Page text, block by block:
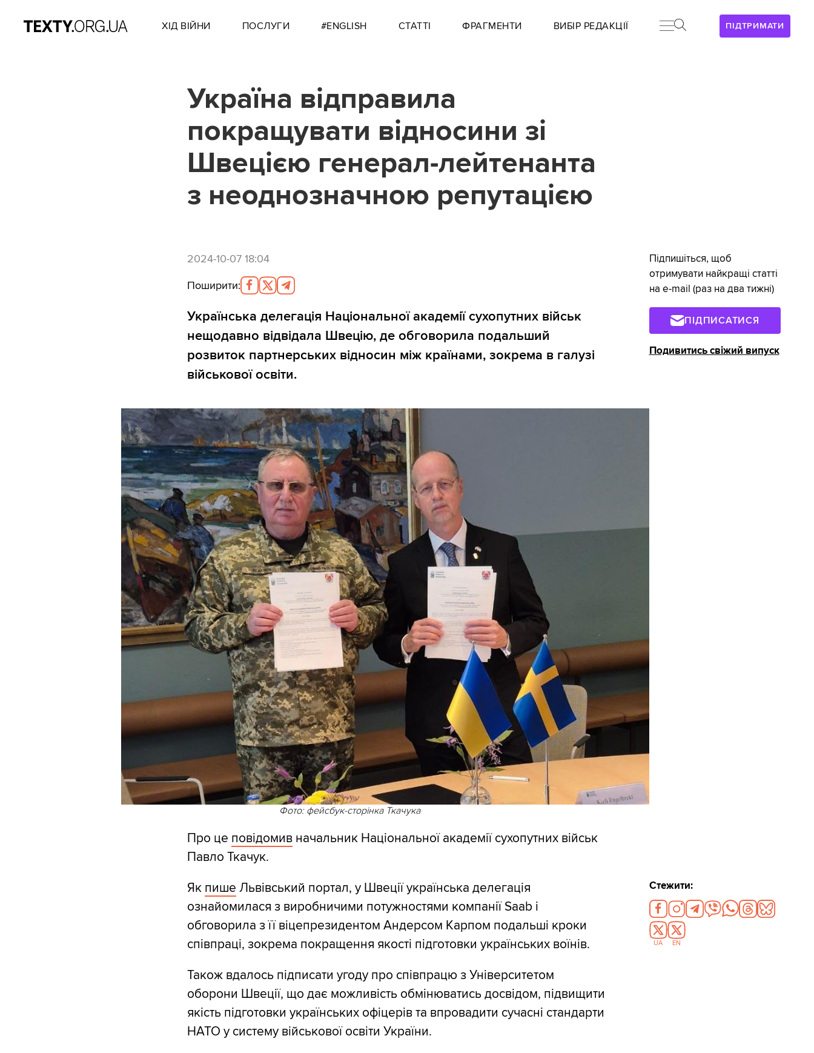
ПІДТРИМАТИ
ХІД ВІЙНИ ПОСЛУГИ #ENGLISH СТАТТІ ФРАГМЕНТИ ВИБІР РЕДАКЦІЇ
Україна відправила
покращувати відносини зі
Швецією генерал-лейтенанта
з неоднозначною репутацією
2024-10-07 18:04
Поширити:
Українська делегація Національної академії сухопутних військ
нещодавно відвідала Швецію, де обговорила подальший
розвиток партнерських відносин між країнами, зокрема в галузі
військової освіти.
Фото: фейсбук-сторінка Ткачука
Про це повідомивначальник Національної академії сухопутних військ
Павло Ткачук.
Як пише Львівський портал, у Швеції українська делегація
ознайомилася з виробничими потужностями компанії Saab і
обговорила з її віцепрезидентом Андерсом Карпом подальші кроки
співпраці, зокрема покращення якості підготовки українських воїнів.
Також вдалось підписати угоду про співпрацю з Університетом
оборони Швеції, що дає можливість обмінюватись досвідом, підвищити
якість підготовки українських офіцерів та впровадити сучасні стандарти
НАТО у систему військової освіти України.
Підпишіться, щоб
отримувати найкращі статті
на e-mail (раз на два тижні)
ПІДПИСАТИСЯ
Подивитись свіжий випуск
Стежити:
UA EN